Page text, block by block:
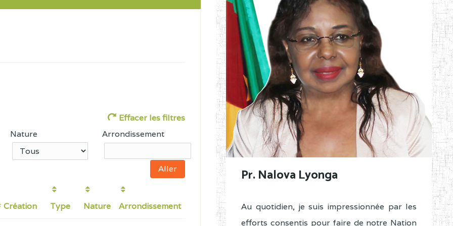
Effacer les filtres
Nature
Arrondissement
Création Type Nature Arrondissement
Pr. Nalova Lyonga
Au quotidien, je suis impressionnée par les
efforts consentis pour faire de notre Nation